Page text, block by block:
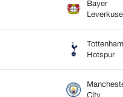
Bayer
Tottenham
Hotspur
City